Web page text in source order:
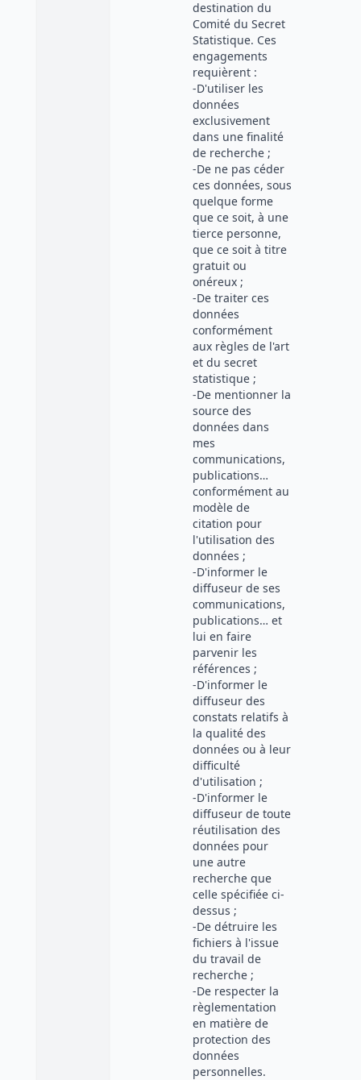
destination du
Comité du Secret
Statistique. Ces
engagements
requièrent :
-D'utiliser les
données
exclusivement
dans une finalité
de recherche ;
-De ne pas céder
ces données, sous
quelque forme
que ce soit, à une
tierce personne,
que ce soit à titre
gratuit ou
onéreux ;
-De traiter ces
données
conformément
aux règles de l'art
et du secret
statistique ;
-De mentionner la
source des
données dans
mes
communications,
publications…
conformément au
modèle de
citation pour
l'utilisation des
données ;
-D'informer le
diffuseur de ses
communications,
publications… et
lui en faire
parvenir les
références ;
-D'informer le
diffuseur des
constats relatifs à
la qualité des
données ou à leur
difficulté
d'utilisation ;
-D'informer le
diffuseur de toute
réutilisation des
données pour
une autre
recherche que
celle spécifiée ci-
dessus ;
-De détruire les
fichiers à l'issue
du travail de
recherche ;
-De respecter la
règlementation
en matière de
protection des
données
personnelles.